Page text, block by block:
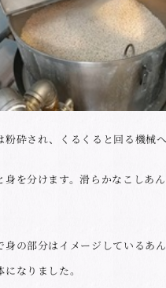
粉砕され、くるくると回る機械
身を分けます。滑らかなこしあ
身の部分はイメージしているあ
なりました。